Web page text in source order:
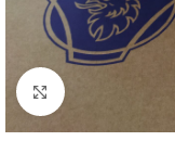
Μεγέθυνση